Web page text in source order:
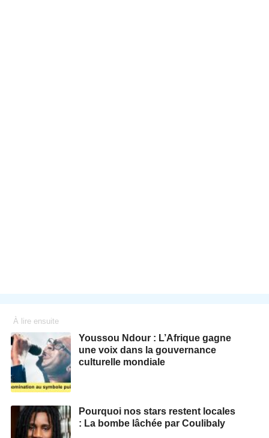
À lire ensuite
Youssou Ndour : L’Afrique gagne
une voix dans la gouvernance
culturelle mondiale
Pourquoi nos stars restent locales
: La bombe lâchée par Coulibaly